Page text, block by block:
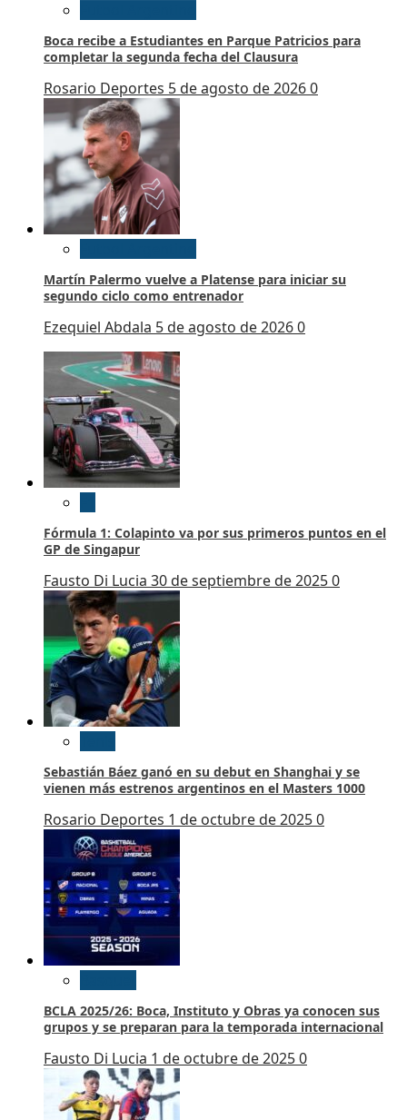
Boca recibe a Estudiantes en Parque Patricios para
completar la segunda fecha del Clausura
Rosario Deportes 5 de agosto de 20260
Martín Palermo vuelve a Platense para iniciar su
segundo ciclo como entrenador
Ezequiel Abdala 5 de agosto de 20260
Fórmula 1: Colapinto va por sus primeros puntos en el
GP de Singapur
Fausto Di Lucia 30 de septiembre de 20250
Sebastián Báez ganó en su debut en Shanghai y se
vienen más estrenos argentinos en el Masters 1000
Rosario Deportes 1 de octubre de 20250
BCLA 2025/26: Boca, Instituto y Obras ya conocen sus
grupos y se preparan para la temporada internacional
Fausto Di Lucia 1 de octubre de 20250